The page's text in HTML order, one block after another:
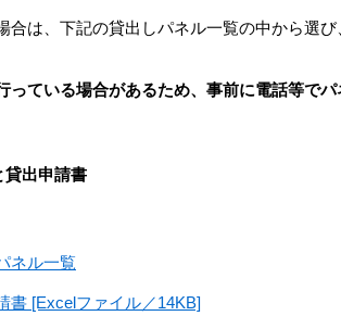
は、下記の貸出しパネル一覧の中から選
ている場合があるため、事前に電話等で
貸出申請書
ネル一覧
書 [Excelファイル／14KB]